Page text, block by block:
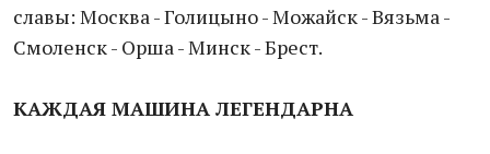
славы: Москва - Голицыно - Можайск - Вязьма -
Смоленск - Орша - Минск - Брест.
КАЖДАЯ МАШИНА ЛЕГЕНДАРНА